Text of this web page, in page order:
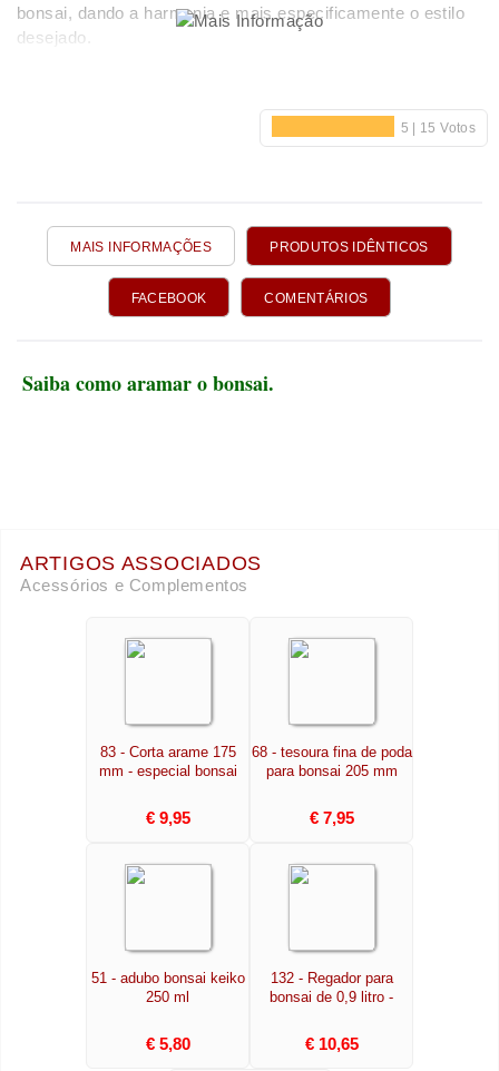
bonsai, dando a harmonia e mais especificamente o estilo
desejado.
MAIS INFORMAÇÕES PRODUTOS IDÊNTICOS
FACEBOOK COMENTÁRIOS
Saiba como aramar o bonsai.
ARTIGOS ASSOCIADOS
Acessórios e Complementos
83 - Corta arame 175
mm - especial bonsai
€ 9,95
68 - tesoura fina de poda
para bonsai 205 mm
€ 7,95
51 - adubo bonsai keiko
250 ml
€ 5,80
132 - Regador para
bonsai de 0,9 litro -
€ 10,65